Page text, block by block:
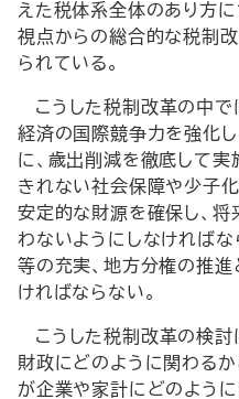
えた税体系全体のあり方
視点からの総合的な税制
られている。
こうした税制改革の中で
経済の国際競争力を強化し
に、歳出削減を徹底して実
きれない社会保障や少子
安定的な財源を確保し、
わないようにしなければな
等の充実、地方分権の推
ければならない。
こうした税制改革の検
財政にどのように関わるか
が企業や家計にどのよう